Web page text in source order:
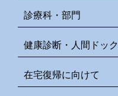
診療科・部門
健康診断・人間ドック
在宅復帰に向けて